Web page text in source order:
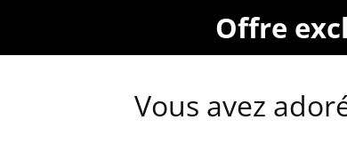
Offre
Vous avez